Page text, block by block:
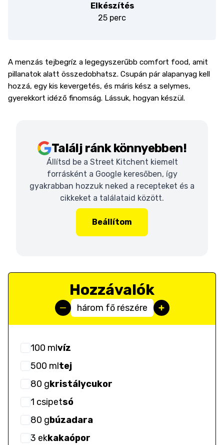
Elkészítés
25 perc
A menzás tejbegríz a legegyszerűbb comfort food, amit
pillanatok alatt összedobhatsz. Csupán pár alapanyag kell
hozzá, egy kis kevergetés, és máris kész a selymes,
gyerekkort idéző finomság. Lássuk, hogyan készül.
Találj ránk könnyebben!
Állítsd be a Street Kitchent kiemelt
forrásként a Google keresőben, így
gyakrabban hozzuk neked a recepteket és a
cikkeket a találataid között.
Beállítom
Hozzávalók
három fő részére
100 mlvíz
500 mltej
80 gkristálycukor
1 csipetsó
80 gbúzadara
3 ekkakaópor